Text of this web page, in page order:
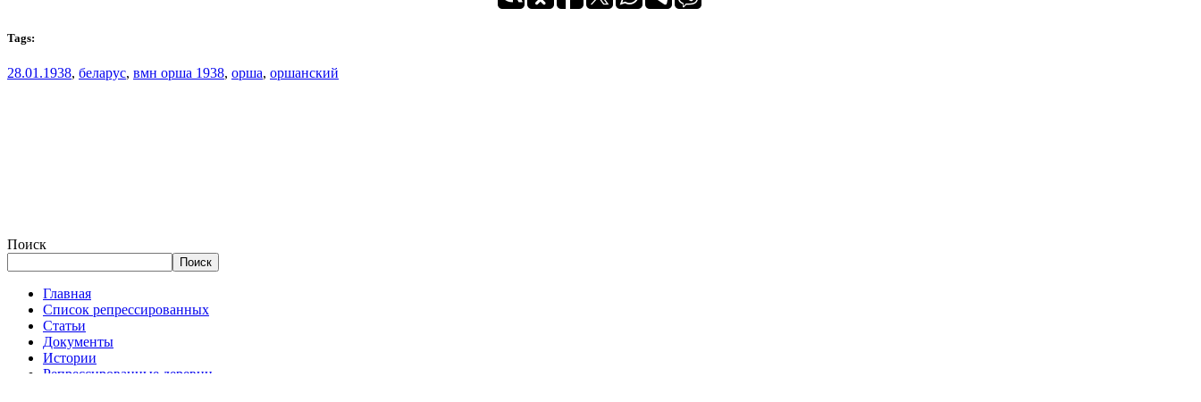
Tags:
28.01.1938, беларус, вмн орша 1938, орша, оршанский
Поиск
Поиск
Главная
Список репрессированных
Статьи
Документы
Истории
Репрессированные деревни